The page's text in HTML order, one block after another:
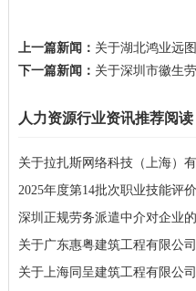
上一篇新闻： 关于湖北鸿业远
下一篇新闻： 关于深圳市徽生
人力资源行业资讯推荐阅读
关于拉扎斯网络科技（上海）
2025年度第14批次职业技能评
深圳正规劳务派遣中介对企业
关于广东惠粤建筑工程有限公
关于上海同呈建筑工程有限公